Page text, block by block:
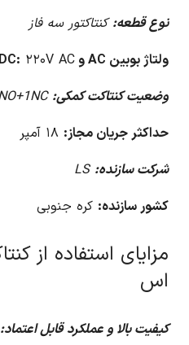
نوع قطعه:کنتاکتور سه فاز
ولتاژ بوبین AC و DC:
۲۲۰V AC
وضعیت کنتاکت کمکی: ۱NO+1NC
حداکثر جریان مجاز:
شرکت سازنده: LS
کشور سازنده: کره جنوبی
اس
کیفیت بالا و عملکرد قابل اعتماد: